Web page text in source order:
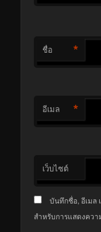
ชื่อ *
อีเมล *
เว็บไซต์
บันทึกชื่อ, อีเมล
สำหรับการแสดงควา